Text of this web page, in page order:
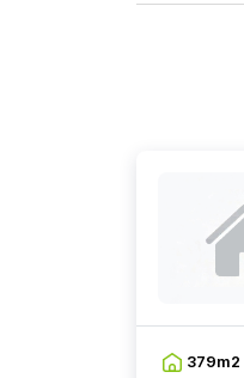
379m2